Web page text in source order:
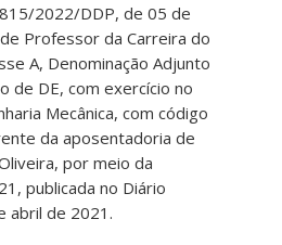
2022/DDP, de 05 de
Professor da Carreira do
A, Denominação Adjunto
de DE, com exercício no
Mecânica, com código
da aposentadoria de
por meio da
publicada no Diário
abril de 2021.